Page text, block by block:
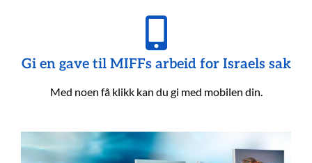
Gi en gave til MIFFs arbeid for Israels sak
Med noen få klikk kan du gi med mobilen din.